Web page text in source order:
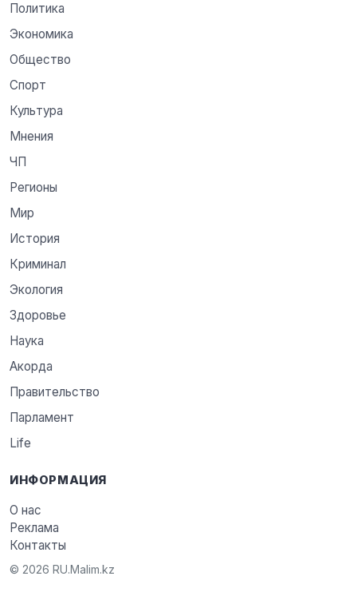
Политика
Экономика
Общество
Спорт
Культура
Мнения
ЧП
Регионы
Мир
История
Криминал
Экология
Здоровье
Наука
Акорда
Правительство
Парламент
Life
ИНФОРМАЦИЯ
О нас
Реклама
Контакты
© 2026 RU.Malim.kz